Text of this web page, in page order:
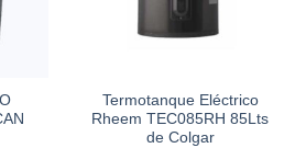
Termotanque Eléctrico
Rheem TEC085RH 85Lts
de Colgar